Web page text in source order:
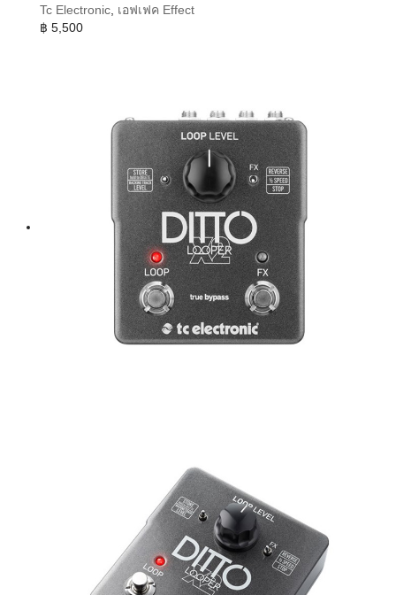
Tc Electronic เอฟเฟค Effect
฿ 5,500